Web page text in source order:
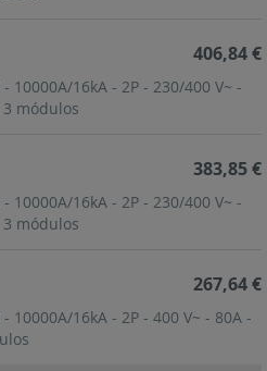
10000A/16kA - 2P - 230/400 V~ -
3 módulos
406,84 €
10000A/16kA - 2P - 230/400 V~ -
3 módulos
383,85 €
10000A/16kA - 2P - 400 V~ - 80A -
267,64 €